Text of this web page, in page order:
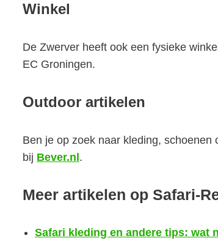
Winkel
De Zwerver heeft ook een fysieke
EC Groningen.
Outdoor artikelen
Ben je op zoek naar kleding,
bij Bever.nl .
Meer artikelen op Safari-
Safari kleding en andere tips: wat